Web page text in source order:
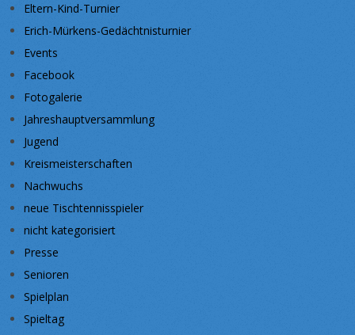
Eltern-Kind-Turnier
Erich-Mürkens-Gedächtnisturnier
Events
Facebook
Fotogalerie
Jahreshauptversammlung
Jugend
Kreismeisterschaften
Nachwuchs
neue Tischtennisspieler
nicht kategorisiert
Presse
Senioren
Spielplan
Spieltag